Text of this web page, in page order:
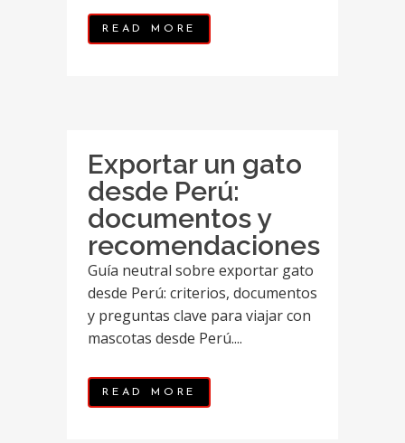
READ MORE
Exportar un gato
desde Perú:
documentos y
recomendaciones
Guía neutral sobre exportar gato
desde Perú: criterios, documentos
y preguntas clave para viajar con
mascotas desde Perú....
READ MORE